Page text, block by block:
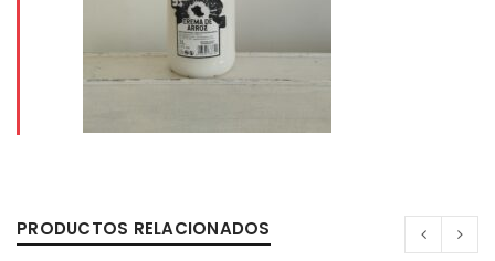
PRODUCTOS RELACIONADOS